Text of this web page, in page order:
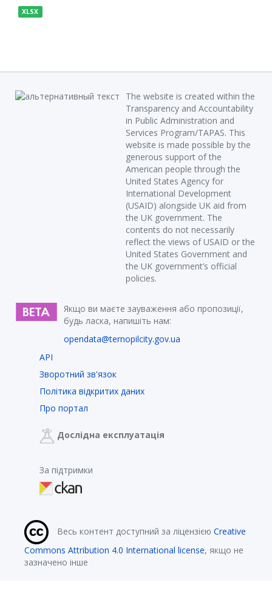
XLSX
The website is created within the
Transparency and Accountability
in Public Administration and
Services Program/TAPAS. This
website is made possible by the
generous support of the
American people through the
United States Agency for
International Development
(USAID) alongside UK aid from
the UK government. The
contents do not necessarily
reflect the views of USAID or the
United States Government and
the UK government’s official
policies.
Якщо ви маєте зауваження або пропозиції,
будь ласка, напишіть нам:
opendata@ternopilcity.gov.ua
API
Зворотний зв'язок
Політика відкритих даних
Про портал
Дослідна експлуатація
За підтримки
Весь контент доступний за ліцензією Creative
Commons Attribution 4.0 International license, якщо не
зазначено інше